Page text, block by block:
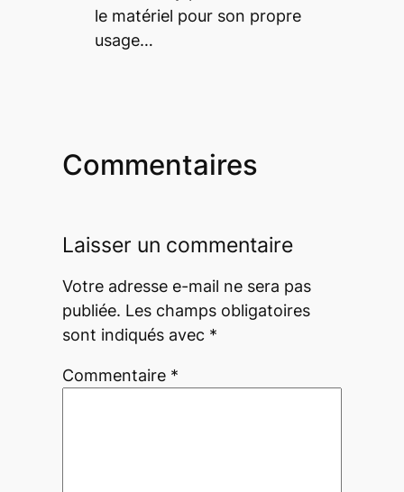
le matériel pour son propre
usage…
Commentaires
Laisser un commentaire
Votre adresse e-mail ne sera pas
publiée. Les champs obligatoires
sont indiqués avec *
Commentaire *